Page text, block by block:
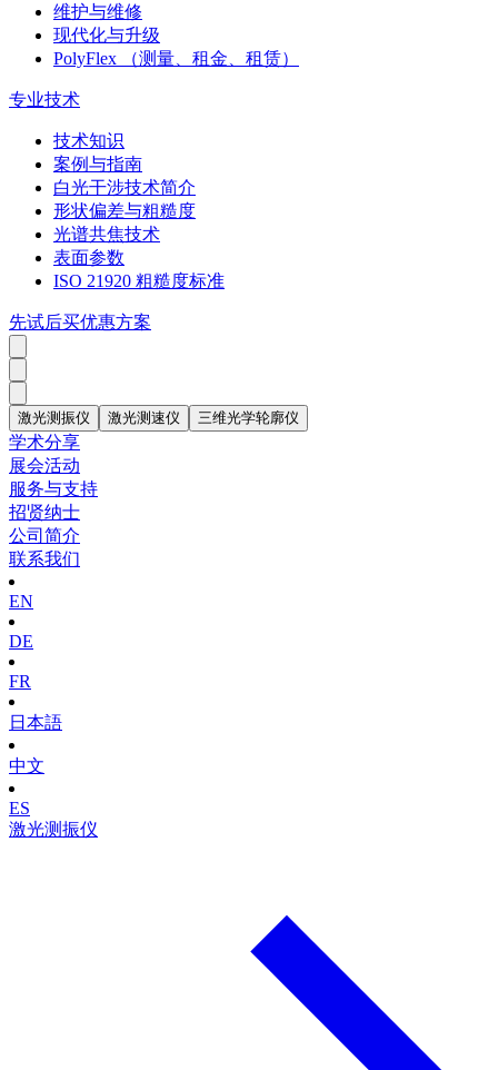
维护与维修
现代化与升级
PolyFlex （测量、租金、租赁）
专业技术
技术知识
案例与指南
白光干涉技术简介
形状偏差与粗糙度
光谱共焦技术
表面参数
ISO 21920 粗糙度标准
先试后买优惠方案
激光测振仪 激光测速仪 三维光学轮廓仪
学术分享
展会活动
服务与支持
招贤纳士
公司简介
联系我们
EN
DE
FR
日本語
中文
ES
激光测振仪